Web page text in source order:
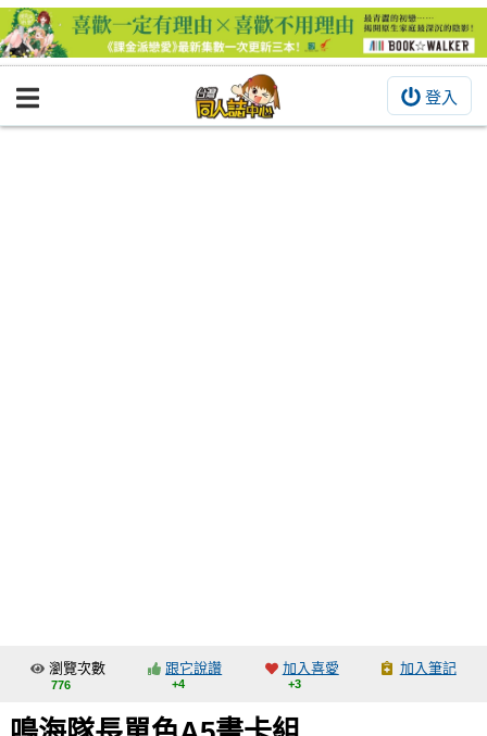
登入
BOOKY書集倉庫
交流中心
攤位轉讓區
瀏覽次數
776
跟它說讚
+4
加入喜愛
+3
加入筆記